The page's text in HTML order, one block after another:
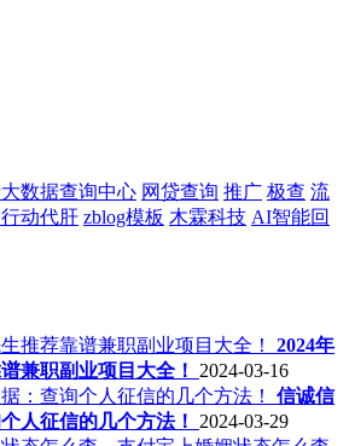
数据查询中心 网贷查询 推广 极查 流
动代肝 zblog模板 木霖科技 AI智能回
2024年
兼职副业项目大全！
2024-03-16
信诚信
人征信的几个方法！
2024-03-29